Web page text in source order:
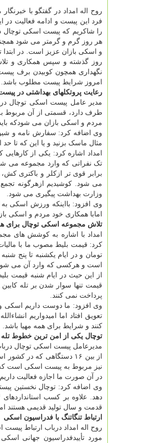
روح اله امداد در گفتگو با
فرد این پیست و ادامه فعالیت در
را شاکریم که پیست اسکی توچال
هر روز گرم و گرمتر می شود
و اسکی بازان عزیز است. در
روز گذشته و سپس همکاری و
نگهداری همچون کوبیدن برف
امروز شرایط پیست مطلوب باشد.
رعایت پروتکلهای بهداشتی در
مدیر عامل پیست اسکی توچال
طرف دارد، قسمتی از آن مربوط به
مردم و اسکی بازان می شودکه
وی اضافه کرد: سفارش نامه و
مثال ماسک بزنید و یا این که تا
امداد اشاره کرد: یکی از کارهایی
برابر قوی تر ازکلر و باکتری
می شود. کوشیدیم ازهرگونه
وزارت بهداشت پیگیری می شود.
وی افزود: بااینکه ورزش اسکی
امابا همکاری خود مردم و اسکی
تلاش مجموعه اسکی توچال برای
امداد با اشاره به کوشش های
تومان و در ایام یکشنبه تا پنج شنبه ۱۵۰ هزار تومان به
است و هرکسی که وارد آن می شود
پرداخت نمی کنند.
وی افزود: ما دوست داریم اسکی
تعویق افتاد اما امیدواریم
کنند و شرایط برای همه مهیا باشد.
توچال یکی از امن ترین خطوط تله
مدیرعامل پیست اسکی توچال
نیز مربوط به پیست اسکی است که
در آن صورت ما اجازه فعالیت داریم.
وی اضافه کرد: توچال نخستین
دهد. علاوه بر کسب
قدمت و سال تولید قدیمی هستند
ارتباط تنگاتنگ با فدراسیون اسکی
روح اله امداد درباب ارتباط
مورد تأییدفدراسیون جهانی